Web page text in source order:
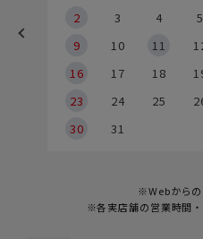
2
3 4 5
9
10 11
16
17 18
23
24 25
30
31
※Webからの
※各実店舗の営業時間